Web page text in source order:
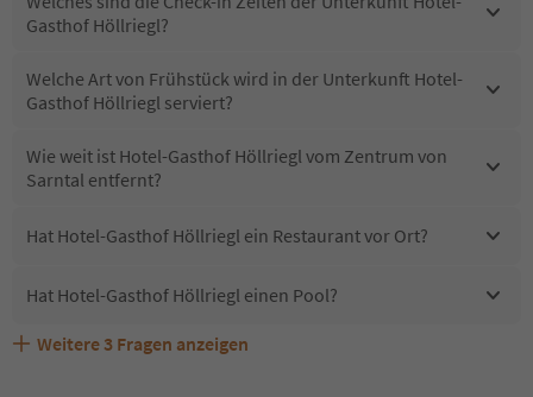
Gasthof Höllriegl?
Welche Art von Frühstück wird in der Unterkunft Hotel-
Gasthof Höllriegl serviert?
Wie weit ist Hotel-Gasthof Höllriegl vom Zentrum von
Sarntal entfernt?
Hat Hotel-Gasthof Höllriegl ein Restaurant vor Ort?
Hat Hotel-Gasthof Höllriegl einen Pool?
Sind Haustiere in der Unterkunft Hotel-Gasthof Höllriegl
Welche Services bietet Hotel-Gasthof Höllriegl?
Erhalten die Gäste von Hotel-Gasthof Höllriegl einen
Weitere 3 Fragen anzeigen